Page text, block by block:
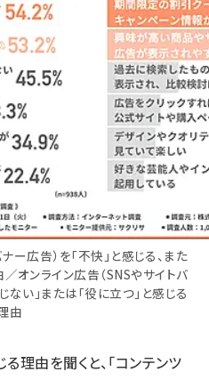
ー広告）を「不快」と感じる、また
オンライン広告（SNSやサイトバ
ない」または「役に立つ」と感じる
由
理由を聞くと、「コンテンツ